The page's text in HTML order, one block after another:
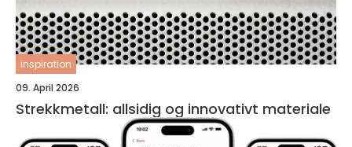
inspiration
09. April 2026
Strekkmetall: allsidig og innovativt materiale